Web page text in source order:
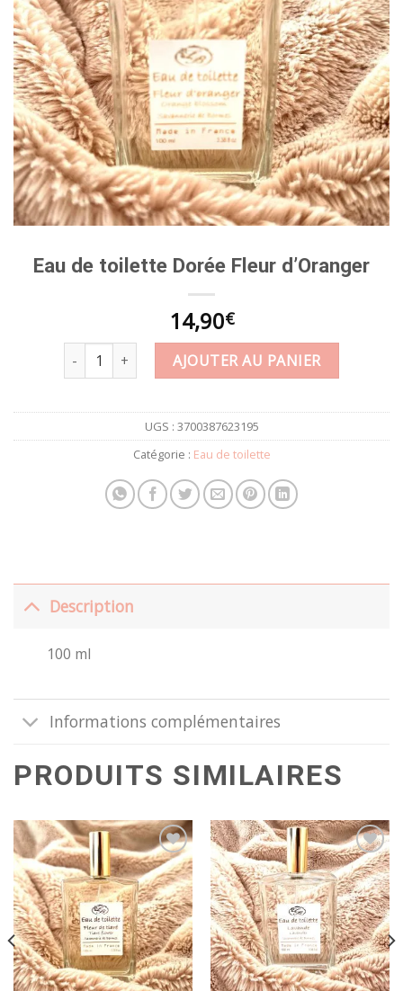
Eau de toilette Dorée Fleur d’Oranger
14,90€
quantité de Eau de toilette Dorée Fleur d'Oranger
AJOUTER AU PANIER
UGS : 3700387623195
Catégorie : Eau de toilette
Description
100 ml
Informations complémentaires
PRODUITS SIMILAIRES
Ajouter
à la
wishlist
Ajouter
à la
wishlist